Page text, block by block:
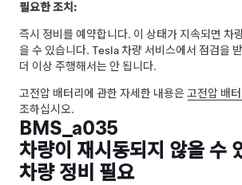
필요한 조치:
즉시 정비를 예약합니다. 이 상태가 지속되면 차
을 수 있습니다. Tesla 차량 서비스에서 점검을
더 이상 주행해서는 안 됩니다.
고전압 배터리에 관한 자세한 내용은고전압 배
조하십시오.
BMS_a035
차량이 재시동되지 않을 수
차량 정비 필요